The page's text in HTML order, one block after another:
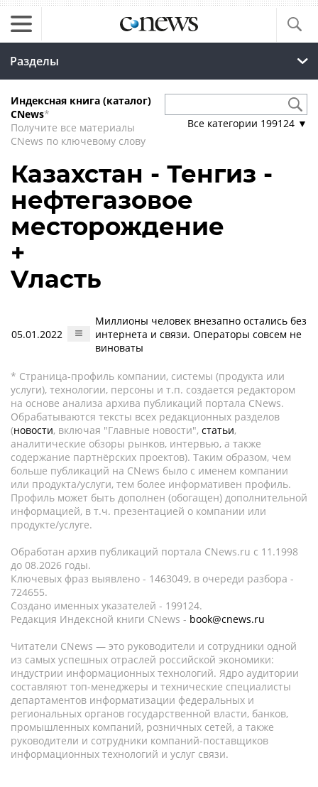
Разделы
Индексная книга (каталог)
CNews*
Получите все материалы
CNews по ключевому слову
Все категории 199124 ▼
Казахстан - Тенгиз -
нефтегазовое
месторождение
+
Vласть
05.01.2022
Миллионы человек внезапно остались без
интернета и связи. Операторы совсем не
виноваты
* Страница-профиль компании, системы (продукта или
услуги), технологии, персоны и т.п. создается редактором
на основе анализа архива публикаций портала CNews.
Обрабатываются тексты всех редакционных разделов
(новости, включая "Главные новости", статьи,
аналитические обзоры рынков, интервью, а также
содержание партнёрских проектов). Таким образом, чем
больше публикаций на CNews было с именем компании
или продукта/услуги, тем более информативен профиль.
Профиль может быть дополнен (обогащен) дополнительной
информацией, в т.ч. презентацией о компании или
продукте/услуге.
Обработан архив публикаций портала CNews.ru c 11.1998
до 08.2026 годы.
Ключевых фраз выявлено - 1463049, в очереди разбора -
724655.
Создано именных указателей - 199124.
Редакция Индексной книги CNews - book@cnews.ru
Читатели CNews — это руководители и сотрудники одной
из самых успешных отраслей российской экономики:
индустрии информационных технологий. Ядро аудитории
составляют топ-менеджеры и технические специалисты
департаментов информатизации федеральных и
региональных органов государственной власти, банков,
промышленных компаний, розничных сетей, а также
руководители и сотрудники компаний-поставщиков
информационных технологий и услуг связи.